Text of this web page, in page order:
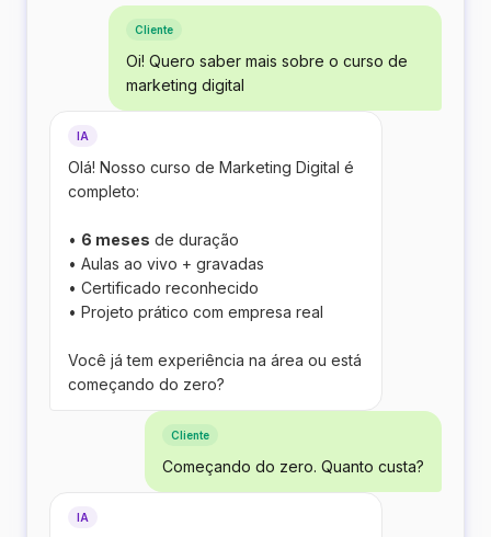
Cliente
Oi! Quero saber mais sobre o curso de
marketing digital
IA
Olá! Nosso curso de Marketing Digital é
completo:
• 6 meses de duração
• Aulas ao vivo + gravadas
• Certificado reconhecido
• Projeto prático com empresa real
Você já tem experiência na área ou está
começando do zero?
Cliente
Começando do zero. Quanto custa?
IA